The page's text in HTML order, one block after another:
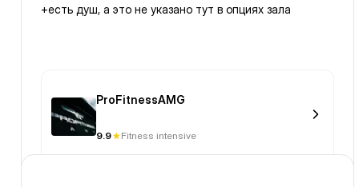
+есть душ, а это не указано тут в опциях зала
ProFitnessAMG
9.9 Fitness intensive